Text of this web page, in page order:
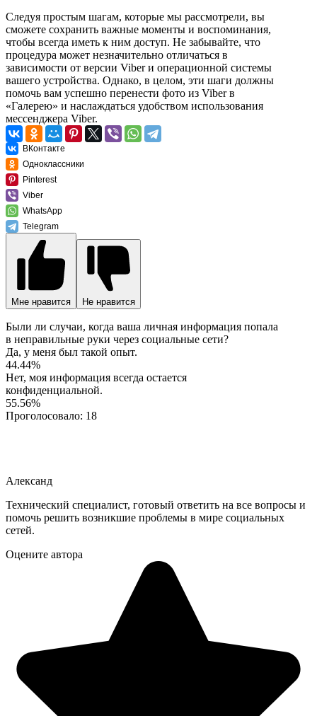
Следуя простым шагам, которые мы рассмотрели, вы
сможете сохранить важные моменты и воспоминания,
чтобы всегда иметь к ним доступ. Не забывайте, что
процедура может незначительно отличаться в
зависимости от версии Viber и операционной системы
вашего устройства. Однако, в целом, эти шаги должны
помочь вам успешно перенести фото из Viber в
«Галерею» и наслаждаться удобством использования
мессенджера Viber.
ВКонтакте
Одноклассники
Pinterest
Viber
WhatsApp
Telegram
Мне нравится Не нравится
Были ли случаи, когда ваша личная информация попала
в неправильные руки через социальные сети?
Да, у меня был такой опыт.
44.44%
Нет, моя информация всегда остается
конфиденциальной.
55.56%
Проголосовало: 18
Александ
Технический специалист, готовый ответить на все вопросы и
помочь решить возникшие проблемы в мире социальных
сетей.
Оцените автора